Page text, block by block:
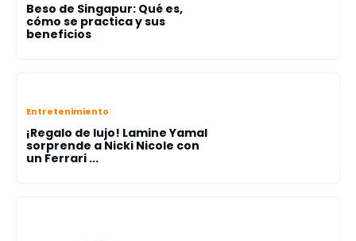
Beso de Singapur: Qué es,
cómo se practica y sus
beneficios
Entretenimiento
¡Regalo de lujo! Lamine Yamal
sorprende a Nicki Nicole con
un Ferrari ...